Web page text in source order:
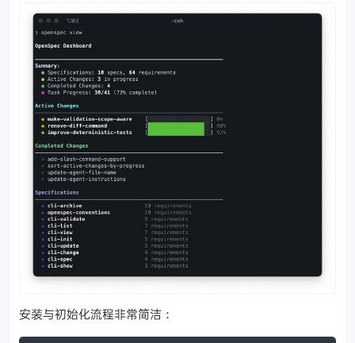
安装与初始化流程非常简洁：